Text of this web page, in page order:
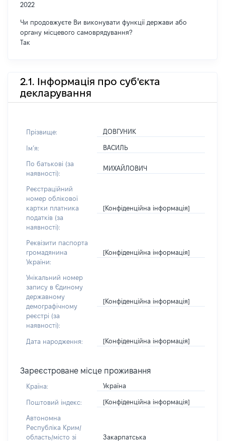
2022
Чи продовжуєте Ви виконувати функції держави або
органу місцевого самоврядування?
Так
2.1. Інформація про суб'єкта
декларування
Прізвище: ДОВГУНИК
Імʼя: ВАСИЛЬ
По батькові (за
наявності):
МИХАЙЛОВИЧ
Реєстраційний
номер облікової
картки платника
податків (за
наявності):
[Конфіденційна інформація]
Реквізити паспорта
громадянина
України:
[Конфіденційна інформація]
Унікальний номер
запису в Єдиному
державному
демографічному
реєстрі (за
наявності):
[Конфіденційна інформація]
Дата народження: [Конфіденційна інформація]
Зареєстроване місце проживання
Країна: Україна
Поштовий індекс: [Конфіденційна інформація]
Автономна
Республіка Крим/
область/місто зі
Закарпатська